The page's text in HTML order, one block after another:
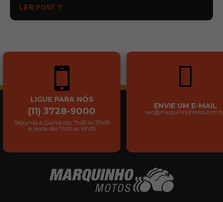
LER POST ?
LIGUE PARA NÓS
(11) 3728-9000
Segunda à Quinta das 7h00 às 17h00
e Sexta das 7h00 às 16h00
ENVIE UM E-MAIL